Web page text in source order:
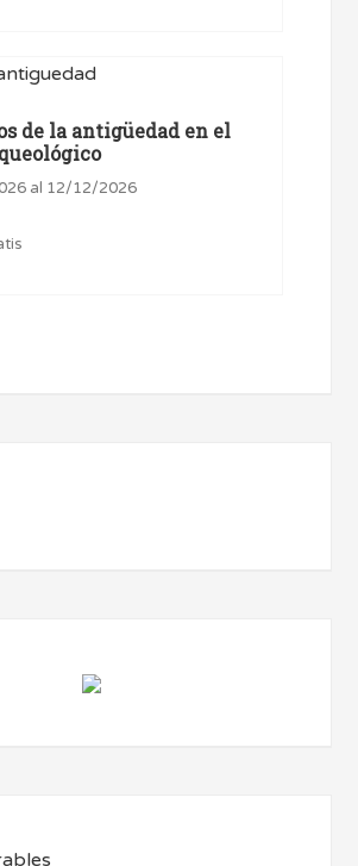
de la antigüedad en el
al 12/12/2026